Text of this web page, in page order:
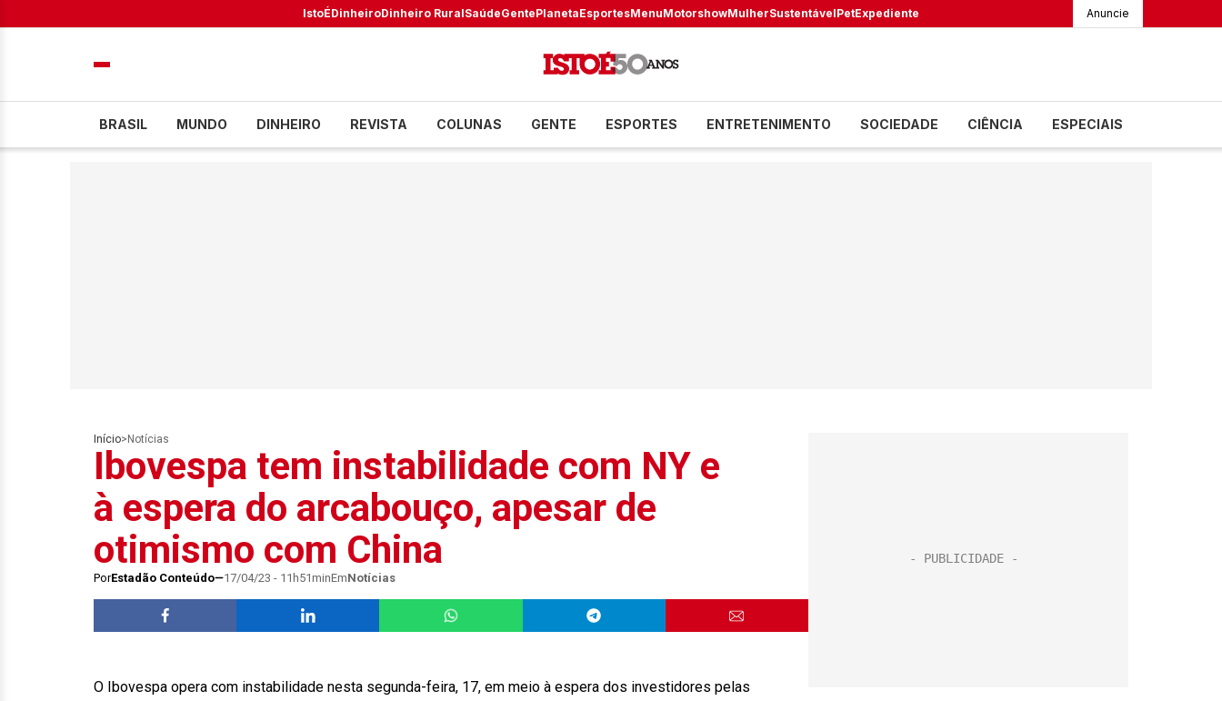
IstoÉDinheiroDinheiro RuralSaúdeGentePlanetaEsportesMenuMotorshowMulherSustentávelPetExpediente Anuncie
BRASIL MUNDO DINHEIRO REVISTA COLUNAS GENTE ESPORTES ENTRETENIMENTO SOCIEDADE CIÊNCIA ESPECIAIS
Início> Notícias
Ibovespa tem instabilidade com NY e
à espera do arcabouço, apesar de
otimismo com China
PorEstadão Conteúdo 17/04/23 - 11h51minEmNotícias
O Ibovespa opera com instabilidade nesta segunda-feira, 17, em meio à espera dos investidores pelas